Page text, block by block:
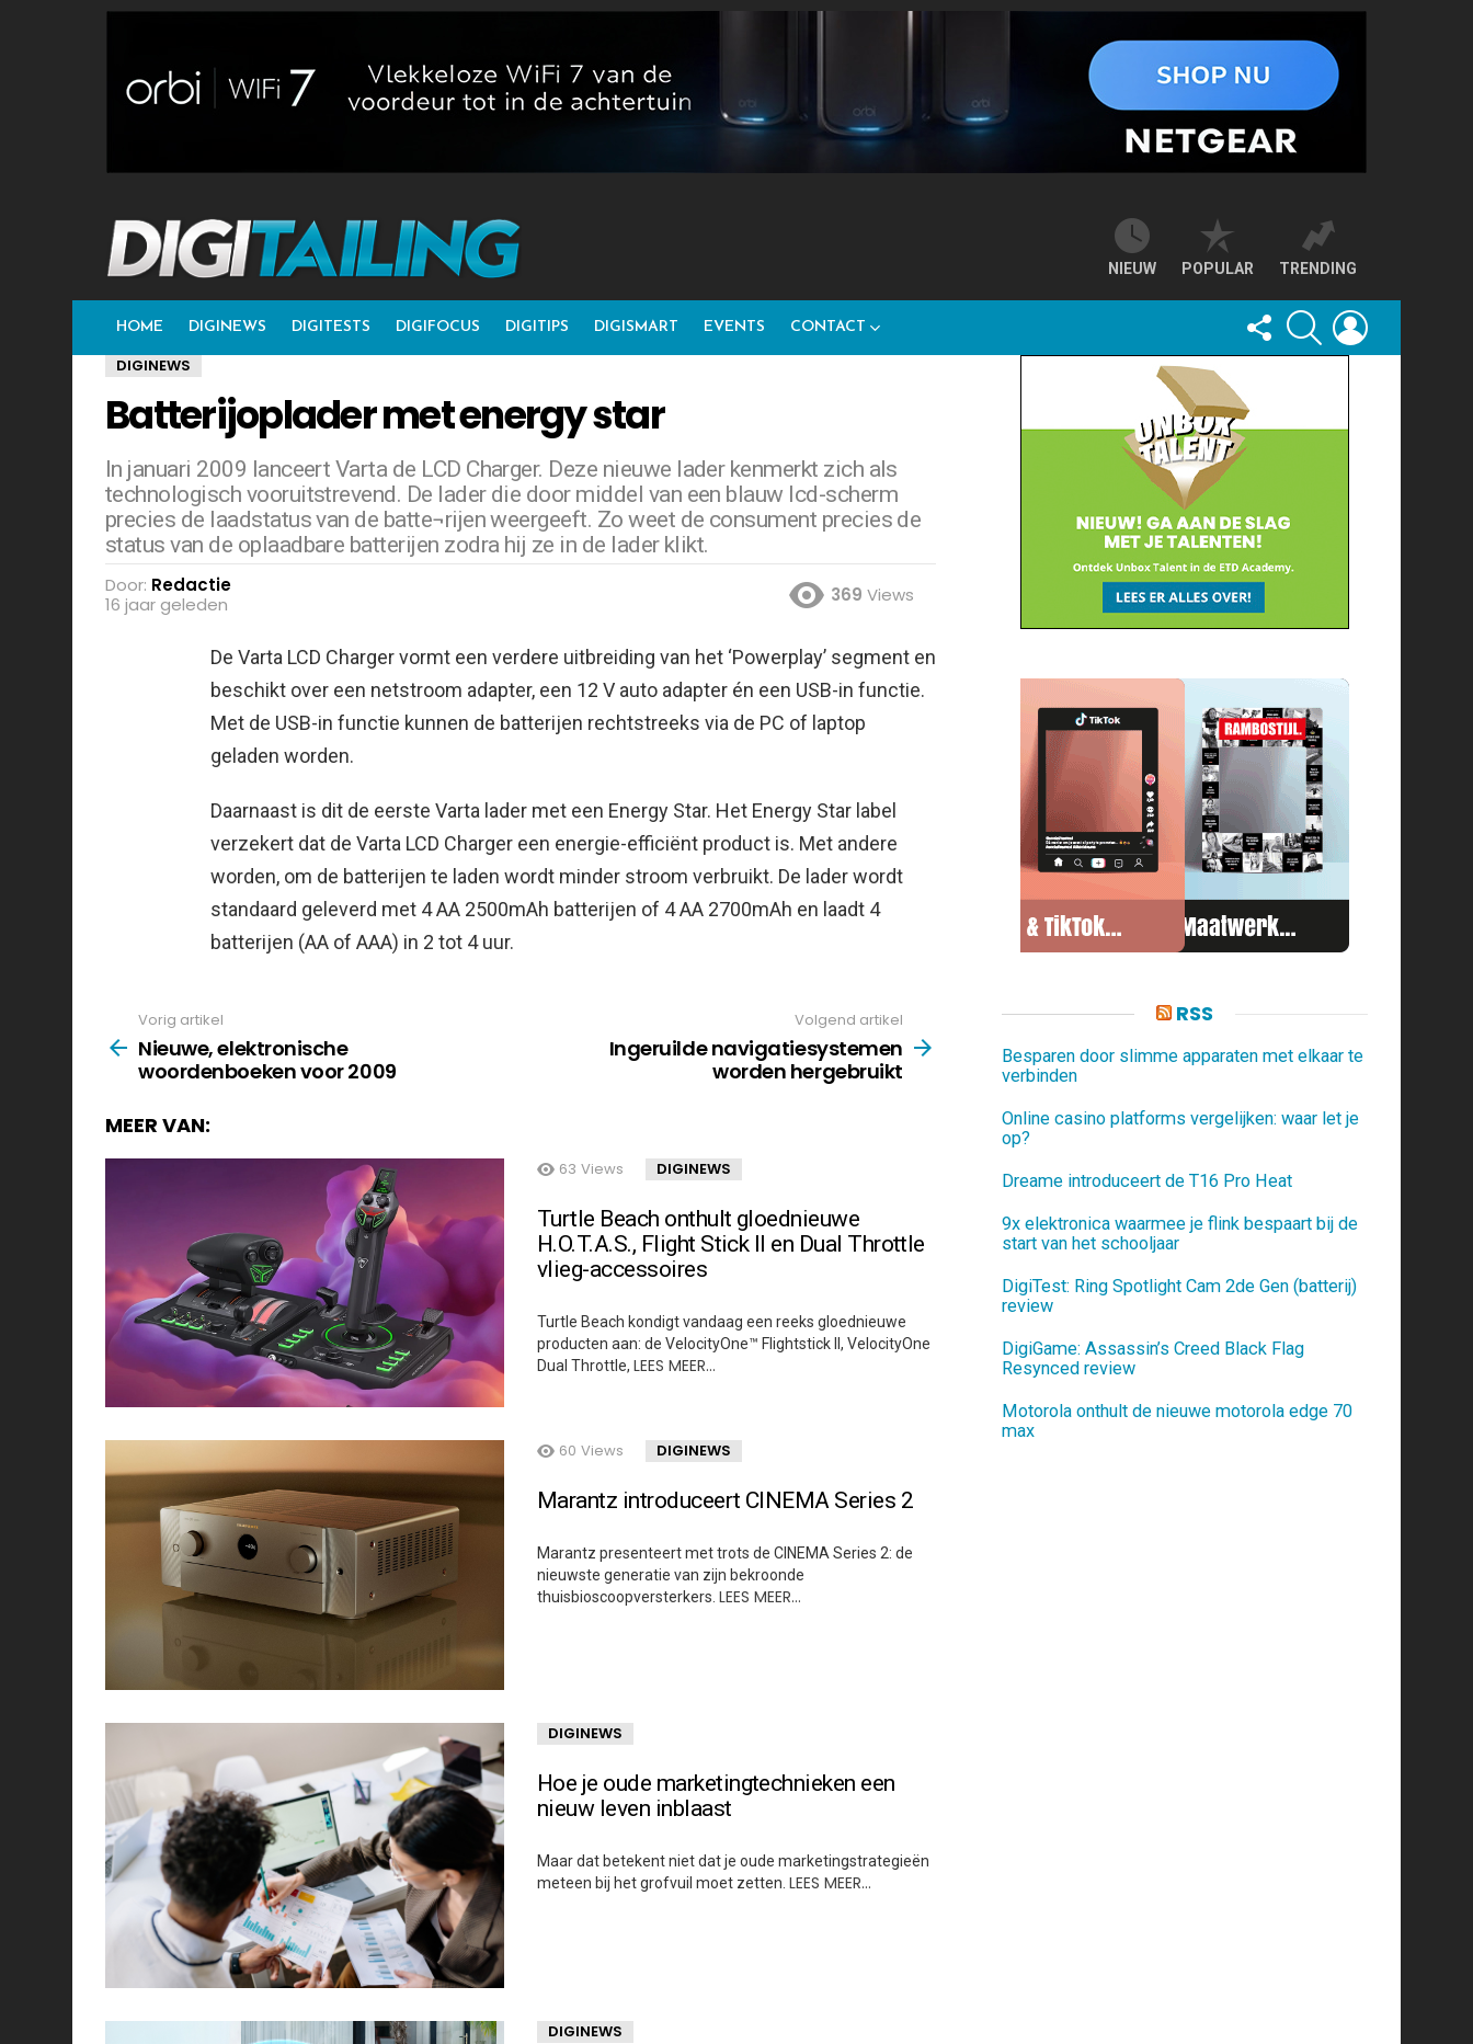
NIEUW POPULAR TRENDING
HOME DIGINEWS DIGITESTS DIGIFOCUS DIGITIPS DIGISMART EVENTS CONTACT
FOLLOW
US
SEARCH
DIGINEWS
Batterijoplader met energy star
In januari 2009 lanceert Varta de LCD Charger. Deze nieuwe lader kenmerkt zich als
technologisch vooruitstrevend. De lader die door middel van een blauw lcd-scherm
precies de laadstatus van de batte¬rijen weergeeft. Zo weet de consument precies de
status van de oplaadbare batterijen zodra hij ze in de lader klikt.
Door: Redactie
16 jaar geleden
369 Views
De Varta LCD Charger vormt een verdere uitbreiding van het ‘Powerplay’ segment en
beschikt over een netstroom adapter, een 12 V auto adapter én een USB-in functie.
Met de USB-in functie kunnen de batterijen rechtstreeks via de PC of laptop
geladen worden.
Daarnaast is dit de eerste Varta lader met een Energy Star. Het Energy Star label
verzekert dat de Varta LCD Charger een energie-efficiënt product is. Met andere
worden, om de batterijen te laden wordt minder stroom verbruikt. De lader wordt
standaard geleverd met 4 AA 2500mAh batterijen of 4 AA 2700mAh en laadt 4
batterijen (AA of AAA) in 2 tot 4 uur.
more
Vorig artikel
Nieuwe, elektronische
woordenboeken voor 2009
Volgend artikel
Ingeruilde navigatiesystemen
worden hergebruikt
MEER VAN:
63 Views DIGINEWS
Turtle Beach onthult gloednieuwe
H.O.T.A.S., Flight Stick II en Dual Throttle
vlieg-accessoires
Turtle Beach kondigt vandaag een reeks gloednieuwe
producten aan: de VelocityOne™ Flightstick II, VelocityOne
Dual Throttle, LEES MEER…
60 Views DIGINEWS
Marantz introduceert CINEMA Series 2
Marantz presenteert met trots de CINEMA Series 2: de
nieuwste generatie van zijn bekroonde
thuisbioscoopversterkers. LEES MEER…
DIGINEWS
Hoe je oude marketingtechnieken een
nieuw leven inblaast
Maar dat betekent niet dat je oude marketingstrategieën
meteen bij het grofvuil moet zetten. LEES MEER…
DIGINEWS
RSS
Besparen door slimme apparaten met elkaar te
verbinden
Online casino platforms vergelijken: waar let je
op?
Dreame introduceert de T16 Pro Heat
9x elektronica waarmee je flink bespaart bij de
start van het schooljaar
DigiTest: Ring Spotlight Cam 2de Gen (batterij)
review
DigiGame: Assassin’s Creed Black Flag
Resynced review
Motorola onthult de nieuwe motorola edge 70
max